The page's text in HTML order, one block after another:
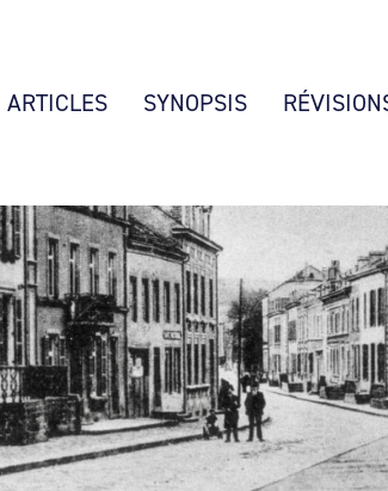
ARTICLES SYNOPSIS